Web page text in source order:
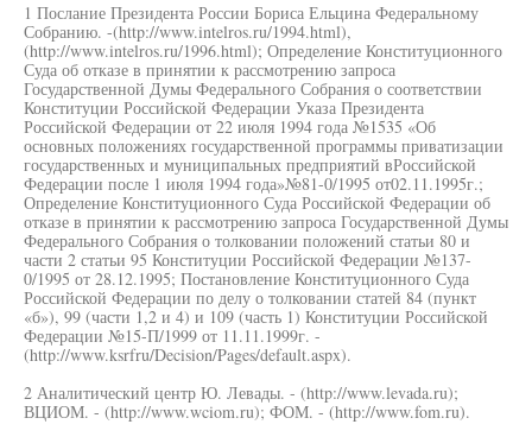
1 Послание Президента России Бориса Ельцина Федеральному
Собранию. -(http://www.intelros.ru/1994.html),
(http://www.intelros.ru/1996.html); Определение Конституционного
Суда об отказе в принятии к рассмотрению запроса
Государственной Думы Федерального Собрания о соответствии
Конституции Российской Федерации Указа Президента
Российской Федерации от 22 июля 1994 года №1535 «Об
основных положениях государственной программы приватизации
государственных и муниципальных предприятий вРоссийской
Федерации после 1 июля 1994 года»№81-0/1995 от02.11.1995г.;
Определение Конституционного Суда Российской Федерации об
отказе в принятии к рассмотрению запроса Государственной Думы
Федерального Собрания о толковании положений статьи 80 и
части 2 статьи 95 Конституции Российской Федерации №137-
0/1995 от 28.12.1995; Постановление Конституционного Суда
Российской Федерации по делу о толковании статей 84 (пункт
«б»), 99 (части 1,2 и 4) и 109 (часть 1) Конституции Российской
Федерации №15-П/1999 от 11.11.1999г. -
(http://www.ksrfru/Decision/Pages/default.aspx).
2 Аналитический центр Ю. Левады. - (http://www.levada.ru);
ВЦИОМ. - (http://www.wciom.ru); ФОМ. - (http://www.fom.ru).